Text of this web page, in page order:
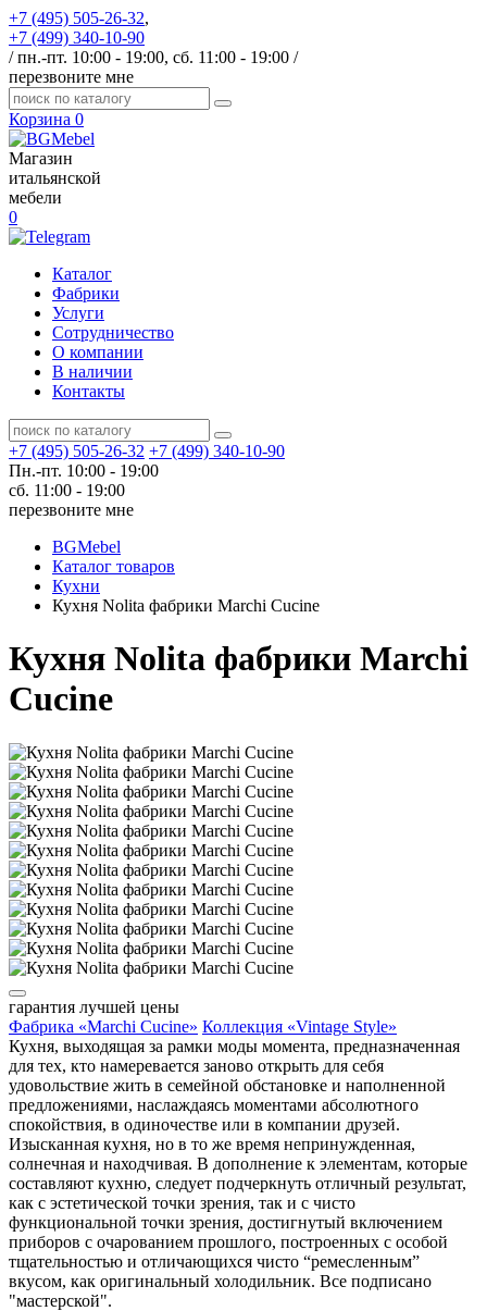
+7 (495) 505-26-32,
+7 (499) 340-10-90
/ пн.-пт. 10:00 - 19:00, сб. 11:00 - 19:00 /
перезвоните мне
Корзина 0
Магазин
итальянской
мебели
0
Каталог
Фабрики
Услуги
Сотрудничество
О компании
В наличии
Контакты
+7 (495) 505-26-32 +7 (499) 340-10-90
Пн.-пт. 10:00 - 19:00
сб. 11:00 - 19:00
перезвоните мне
BGMebel
Каталог товаров
Кухни
Кухня Nolita фабрики Marchi Cucine
Кухня Nolita фабрики Marchi
Cucine
гарантия лучшей цены
Фабрика «Marchi Cucine» Коллекция «Vintage Style»
Кухня, выходящая за рамки моды момента, предназначенная
для тех, кто намеревается заново открыть для себя
удовольствие жить в семейной обстановке и наполненной
предложениями, наслаждаясь моментами абсолютного
спокойствия, в одиночестве или в компании друзей.
Изысканная кухня, но в то же время непринужденная,
солнечная и находчивая. В дополнение к элементам, которые
составляют кухню, следует подчеркнуть отличный результат,
как с эстетической точки зрения, так и с чисто
функциональной точки зрения, достигнутый включением
приборов с очарованием прошлого, построенных с особой
тщательностью и отличающихся чисто “ремесленным”
вкусом, как оригинальный холодильник. Все подписано
"мастерской".